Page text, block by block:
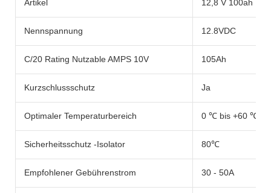
Artikel 12,8 V 100ah
Nennspannung 12.8VDC
C/20 Rating Nutzable AMPS 10V 105Ah
Kurzschlussschutz Ja
Optimaler Temperaturbereich 0 ℃ bis +60 ℃
Sicherheitsschutz -Isolator 80℃
Empfohlener Gebührenstrom 30 - 50A